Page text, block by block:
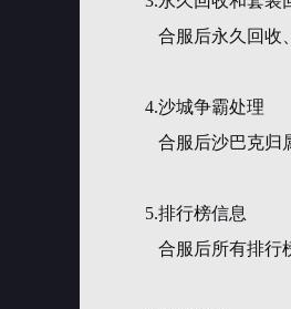
合服后永久回收
4.沙城争霸处理
合服后沙巴克归
5.排行榜信息
合服后所有排行